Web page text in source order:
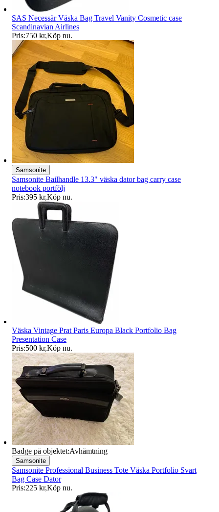
SAS Necessär Väska Bag Travel Vanity Cosmetic case
Scandinavian Airlines
Pris:750 kr,Köp nu.
Samsonite
Samsonite Bailhandle 13.3" väska dator bag carry case
notebook portfölj
Pris:395 kr,Köp nu.
Väska Vintage Prat Paris Europa Black Portfolio Bag
Presentation Case
Pris:500 kr,Köp nu.
Badge på objektet:Avhämtning
Samsonite
Samsonite Professional Business Tote Väska Portfolio Svart
Bag Case Dator
Pris:225 kr,Köp nu.